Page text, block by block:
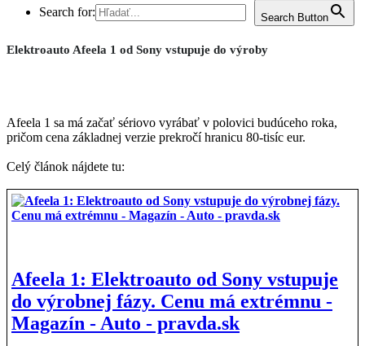
Search for:
Search Button
Elektroauto Afeela 1 od Sony vstupuje do výroby
Afeela 1 sa má začať sériovo vyrábať v polovici budúceho roka,
pričom cena základnej verzie prekročí hranicu 80-tisíc eur.
Celý článok nájdete tu:
Afeela 1: Elektroauto od Sony vstupuje
do výrobnej fázy. Cenu má extrémnu -
Magazín - Auto - pravda.sk